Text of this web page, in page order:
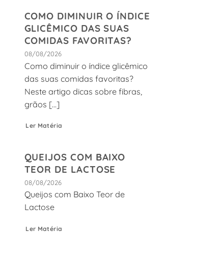
COMO DIMINUIR O ÍNDICE
GLICÊMICO DAS SUAS
COMIDAS FAVORITAS?
08/08/2026
Como diminuir o índice glicêmico
das suas comidas favoritas?
Neste artigo dicas sobre fibras,
grãos [...]
Ler Matéria
QUEIJOS COM BAIXO
TEOR DE LACTOSE
08/08/2026
Queijos com Baixo Teor de
Lactose
Ler Matéria